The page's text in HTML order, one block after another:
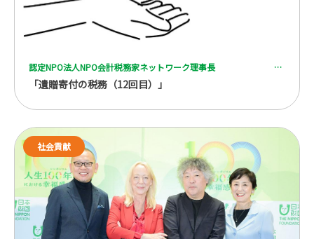
認定NPO法人NPO会計税務家ネットワーク理事長 一般社団法人 全国レガシーギフト協会理事 税理士 脇坂 誠也
「遺贈寄付の税務（12回目）」
社会貢献